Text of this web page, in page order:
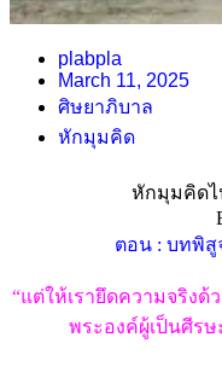
plabpla
March 11, 2025
ศิษยาภิบาล
หักมุมคิด
หักมุมคิดไ
ตอน : บทพิสู
“แต่ให้เรายึดความจริง
พระองค์ผู้เป็นศีรษ